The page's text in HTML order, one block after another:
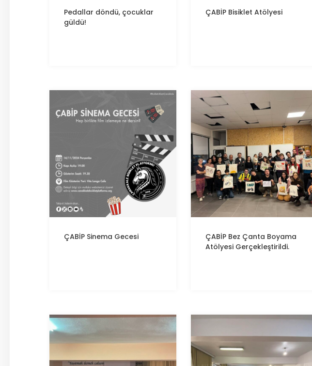
Pedallar döndü, çocuklar
güldü!
ÇABİP Bisiklet Atölyesi
ÇABİPSinema Gecesi ÇABİP Bez Çanta Boyama
Atölyesi Gerçekleştirildi.